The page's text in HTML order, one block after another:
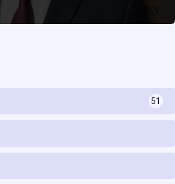
51